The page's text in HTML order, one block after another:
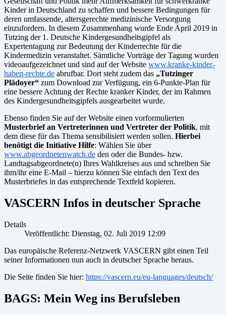
Kinder in Deutschland zu schaffen und bessere Bedingungen für
deren umfassende, altersgerechte medizinische Versorgung
einzufordern. In diesem Zusammenhang wurde Ende April 2019 in
Tutzing der 1. Deutsche Kindergesundheitsgipfel als
Expertentagung zur Bedeutung der Kinderrechte für die
Kindermedizin veranstaltet. Sämtliche Vorträge der Tagung wurden
videoaufgezeichnet und sind auf der Website www.kranke-kinder-
haben-rechte.de abrufbar. Dort steht zudem das „Tutzinger
Plädoyer“ zum Download zur Verfügung, ein 6-Punkte-Plan für
eine bessere Achtung der Rechte kranker Kinder, der im Rahmen
des Kindergesundheitsgipfels ausgearbeitet wurde.
Ebenso finden Sie auf der Website einen vorformulierten
Musterbrief an Vertreterinnen und Vertreter der Politik, mit
dem diese für das Thema sensibilisiert werden sollen. Hierbei
benötigt die Initiative Hilfe: Wählen Sie über
www.abgeordnetenwatch.de den oder die Bundes- bzw.
Landtagsabgeordnete(n) Ihres Wahlkreises aus und schreiben Sie
ihm/ihr eine E-Mail – hierzu können Sie einfach den Text des
Musterbriefes in das entsprechende Textfeld kopieren.
VASCERN Infos in deutscher Sprache
Details
Veröffentlicht: Dienstag, 02. Juli 2019 12:09
Das europäische Referenz-Netzwerk VASCERN gibt einen Teil
seiner Informationen nun auch in deutscher Sprache heraus.
Die Seite finden Sie hier: https://vascern.eu/eu-languages/deutsch/
BAGS: Mein Weg ins Berufsleben